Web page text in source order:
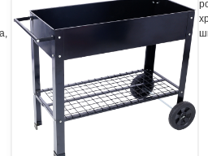
дюймов, Портативная
подставка для телевизора
с регулируемой высотой и
колесами, с лотком для
аудиовизуальных
устройств, Тележка для
телевизора на колесах для
спальни, гостиной